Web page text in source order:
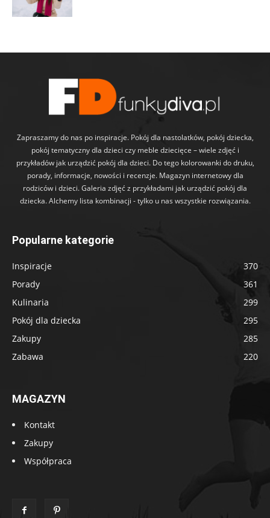
Zapraszamy do nas po inspiracje. Pokój dla nastolatków, pokój dziecka,
pokój tematyczny dla dzieci czy meble dziecięce – wiele zdjęć i
przykładów jak urządzić pokój dla dzieci. Do tego kolorowanki do druku,
porady, informacje, nowości i recenzje. Magazyn internetowy dla
rodziców i dzieci. Galeria zdjęć z przykładami jak urządzić pokój dla
dziecka. Alchemy lista kombinacji - tylko u nas wszystkie rozwiązania.
Popularne kategorie
Inspiracje
370
Porady
361
Kulinaria
299
Pokój dla dziecka
295
Zakupy
285
Zabawa
220
MAGAZYN
Kontakt
Zakupy
Współpraca